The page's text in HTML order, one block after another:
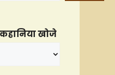
खोजे